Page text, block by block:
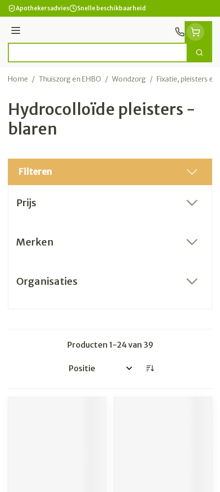
Ga naar de inhoud
Apothekersadvies Snelle beschikbaarheid
Menu
Zoek
Home / Thuiszorg en EHBO / Wondzorg / Fixatie, pleisters en
Hydrocolloïde pleisters -
blaren
Filteren
Prijs
Merken
Organisaties
Producten 1-24van 39
Sorteer op: